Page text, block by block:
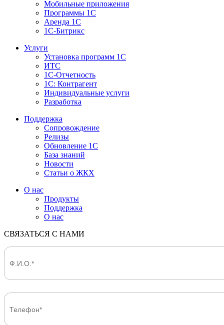
Мобильные приложения
Программы 1С
Аренда 1С
1С-Битрикс
Услуги
Установка программ 1С
ИТС
1С-Отчетность
1С: Контрагент
Индивидуальные услуги
Разработка
Поддержка
Сопровождение
Релизы
Обновление 1С
База знаний
Новости
Статьи о ЖКХ
О нас
Продукты
Поддержка
О нас
СВЯЗАТЬСЯ С НАМИ